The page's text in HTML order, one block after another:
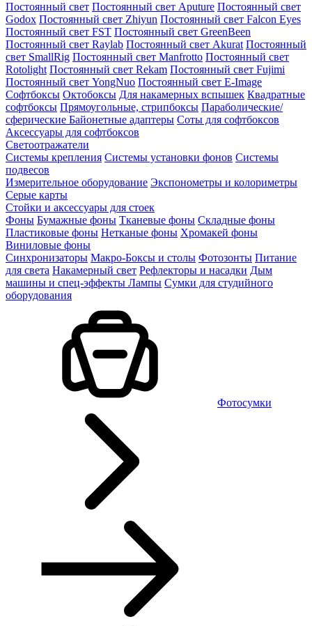
Постоянный свет Постоянный свет Aputure Постоянный свет
Godox Постоянный свет Zhiyun Постоянный свет Falcon Eyes
Постоянный свет FST Постоянный свет GreenBeen
Постоянный свет Raylab Постоянный свет Akurat Постоянный
свет SmallRig Постоянный свет Manfrotto Постоянный свет
Rotolight Постоянный свет Rekam Постоянный свет Fujimi
Постоянный свет YongNuo Постоянный свет E-Image
Софтбоксы Октобоксы Для накамерных вспышек Квадратные
софтбоксы Прямоугольные, стрипбоксы Параболические/
сферические Байонетныe адаптеры Соты для софтбоксов
Аксессуары для софтбоксов
Светоотражатели
Системы крепления Системы установки фонов Системы
подвесов
Измерительное оборудование Экспонометры и колориметры
Серые карты
Стойки и аксессуары для стоек
Фоны Бумажные фоны Тканевые фоны Складные фоны
Пластиковые фоны Нетканые фоны Хромакей фоны
Виниловые фоны
Синхронизаторы Макро-Боксы и столы Фотозонты Питание
для света Накамерный свет Рефлекторы и насадки Дым
машины и спец-эффекты Лампы Сумки для студийного
оборудования
Фотосумки